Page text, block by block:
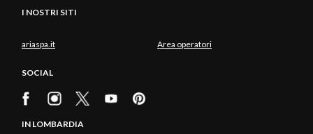
I NOSTRI SITI
ariaspa.it Area operatori
SOCIAL
IN LOMBARDIA